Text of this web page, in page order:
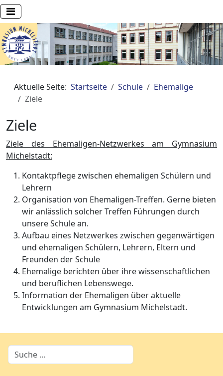
Aktuelle Seite: Startseite Schule
Ehemalige
Ziele
Ziele
Ziele des Ehemaligen-Netzwerkes am Gymnasium
Michelstadt:
Kontaktpflege zwischen ehemaligen Schülern und
Lehrern
Organisation von Ehemaligen-Treffen. Gerne bieten
wir anlässlich solcher Treffen Führungen durch
unsere Schule an.
Aufbau eines Netzwerkes zwischen gegenwärtigen
und ehemaligen Schülern, Lehrern, Eltern und
Freunden der Schule
Ehemalige berichten über ihre wissenschaftlichen
und beruflichen Lebenswege.
Information der Ehemaligen über aktuelle
Entwicklungen am Gymnasium Michelstadt.